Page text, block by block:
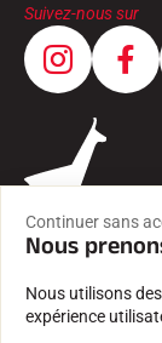
Suivez-nous sur
Continuer sans
Nous
Nous utilisons
expérience